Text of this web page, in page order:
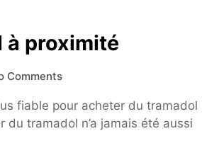
à proximité
Comments
fiable pour acheter du tramadol
du tramadol n’a jamais été aussi